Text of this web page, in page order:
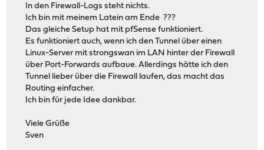
In den Firewall-Logs steht nichts.
Ich bin mit meinem Latein am Ende ???
Das gleiche Setup hat mit pfSense funktioniert.
Es funktioniert auch, wenn ich den Tunnel über einen
Linux-Server mit strongswan im LAN hinter der Firewall
über Port-Forwards aufbaue. Allerdings hätte ich den
Tunnel lieber über die Firewall laufen, das macht das
Routing einfacher.
Ich bin für jede Idee dankbar.
Viele Grüße
Sven